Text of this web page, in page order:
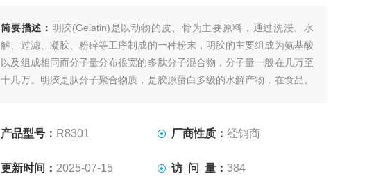
简要描述： 明胶(Gelatin)是以动物的皮、骨为主要原料，通过洗浸、水
解、过滤、凝胶、粉碎等工序制成的一种粉末，明胶的主要组成为氨基酸
以及组成相同而分子量分布很宽的多肽分子混合物，分子量一般在几万至
十几万。明胶是肽分子聚合物质，是胶原蛋白多级的水解产物，在食品、
产品型号： R8301 厂商性质： 经销商
更新时间： 2025-07-15 访 问 量： 384